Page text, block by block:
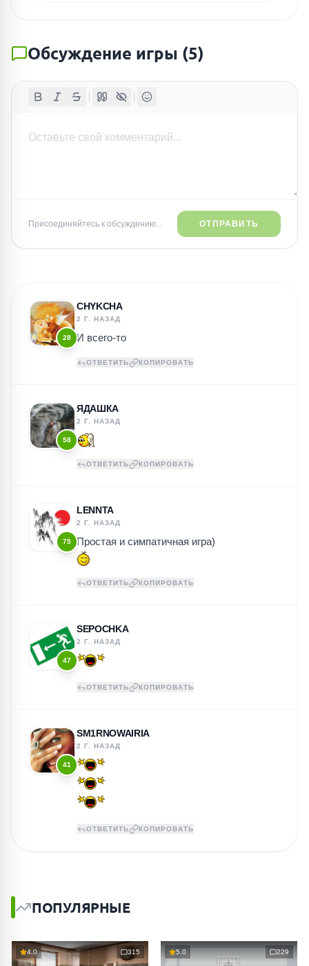
Обсуждение игры (5)
Присоединяйтесь к обсуждению... ОТПРАВИТЬ
28
CHYKCHA
2 Г. НАЗАД
И всего-то
ОТВЕТИТЬ КОПИРОВАТЬ
58
ЯДАШКА
2 Г. НАЗАД
ОТВЕТИТЬ КОПИРОВАТЬ
75
LENNTA
2 Г. НАЗАД
Простая и симпатичная игра)
ОТВЕТИТЬ КОПИРОВАТЬ
47
SEPOCHKA
2 Г. НАЗАД
ОТВЕТИТЬ КОПИРОВАТЬ
41
SM1RNOWAIRIA
2 Г. НАЗАД
ОТВЕТИТЬ КОПИРОВАТЬ
ПОПУЛЯРНЫЕ
4.0 315 5.0 229